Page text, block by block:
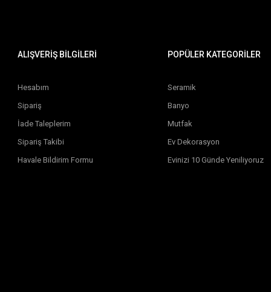
ALIŞVERİŞ BİLGİLERİ
Hesabım
Sipariş
İade Taleplerim
Sipariş Takibi
Havale Bildirim Formu
POPÜLER KATEGORİLER
Seramik
Banyo
Mutfak
Ev Dekorasyon
Evinizi 10 Günde Yeniliyoruz